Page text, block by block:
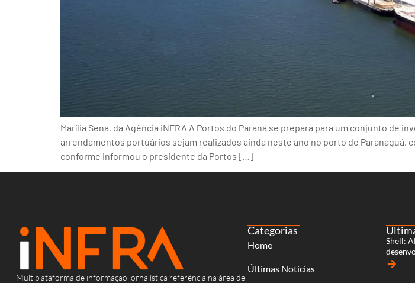
Marília Sena, da Agência iNFRA A Portos do Paraná se prepara para um conjunto de
arrendamentos portuários sejam realizados ainda neste ano no porto de Paranaguá,
conforme informou o presidente da Portos […]
Multiplataforma de informação jornalística referência na área de
Categorias
Home
Últimas Notícias
Shell:
arrow_forward